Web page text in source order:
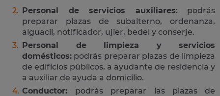
Personal de servicios auxiliares: podrás
preparar plazas de subalterno, ordenanza,
alguacil, notificador, ujier, bedel y conserje.
Personal de limpieza y servicios
domésticos: podrás preparar plazas de limpieza
de edificios públicos, a ayudante de residencia y
a auxiliar de ayuda a domicilio.
Conductor: podrás preparar las plazas de